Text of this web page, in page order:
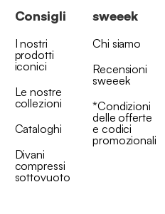
Consigli
I nostri
prodotti
iconici
Le nostre
collezioni
Cataloghi
Divani
compressi
sottovuoto
sweeek
Chi siamo
Recensioni
sweeek
*Condizioni
delle offerte
e codici
promozionali